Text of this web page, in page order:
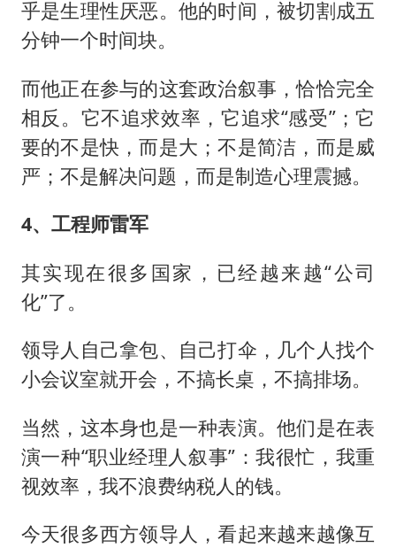
乎是生理性厌恶。他的时间，被切割成五
分钟一个时间块。
而他正在参与的这套政治叙事，恰恰完全
相反。它不追求效率，它追求“感受”；它
要的不是快，而是大；不是简洁，而是威
严；不是解决问题，而是制造心理震撼。
4、工程师雷军
其实现在很多国家，已经越来越“公司
化”了。
领导人自己拿包、自己打伞，几个人找个
小会议室就开会，不搞长桌，不搞排场。
当然，这本身也是一种表演。他们是在表
演一种“职业经理人叙事”：我很忙，我重
视效率，我不浪费纳税人的钱。
今天很多西方领导人，看起来越来越像互